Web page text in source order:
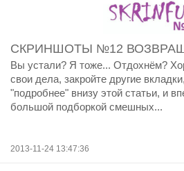
СКРИНШОТЫ №12
Вы устали? Я тоже... Отдохнём?
свои дела, закройте другие
"подробнее" внизу этой статьи, и
большой подборкой смешных...
2013-11-24 13:47:36